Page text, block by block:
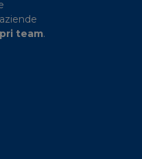
team.